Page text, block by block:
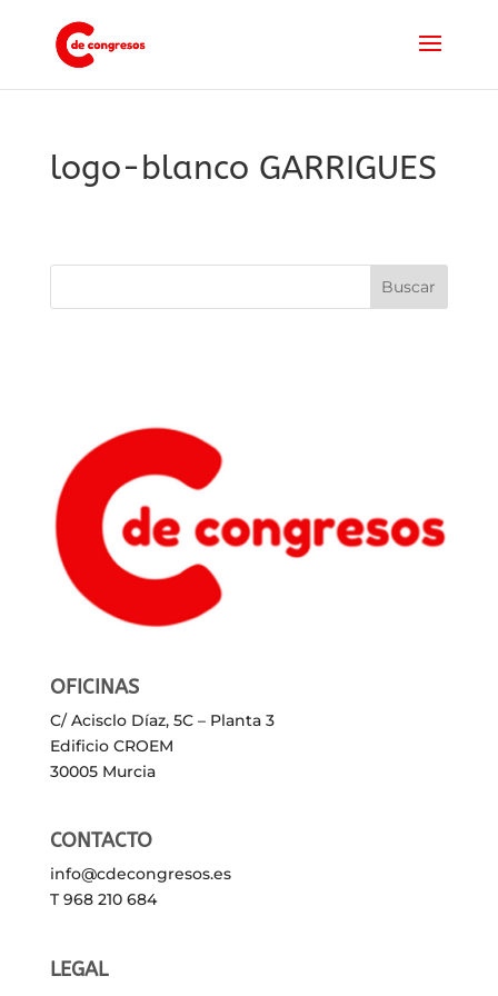
logo-blanco GARRIGUES
OFICINAS
C/ Acisclo Díaz, 5C – Planta 3
Edificio CROEM
30005 Murcia
CONTACTO
info@cdecongresos.es
T 968 210 684
LEGAL